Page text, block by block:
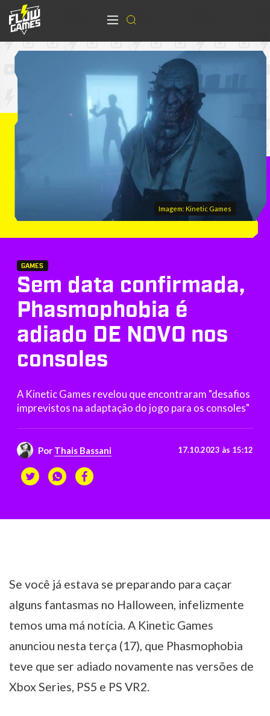
Imagem: Kinetic Games
GAMES
Sem data confirmada,
Phasmophobia é
adiado DE NOVO nos
consoles
A Kinetic Games revelou que encontraram "desafios
imprevistos na adaptação do jogo para os consoles"
Por Thais Bassani 17.10.2023 às 15:12
Se você já estava se preparando para caçar
alguns fantasmas no Halloween, infelizmente
temos uma má notícia. A Kinetic Games
anunciou nesta terça (17), que Phasmophobia
teve que ser adiado novamente nas versões de
Xbox Series, PS5 e PS VR2.